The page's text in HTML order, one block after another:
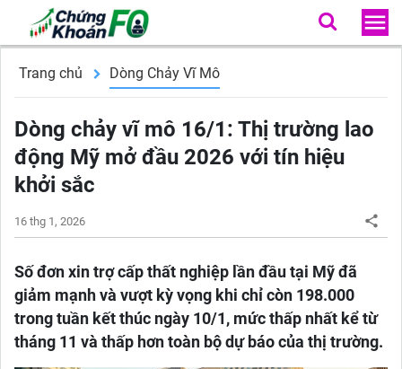
Trang chủ Dòng Chảy Vĩ Mô
Dòng chảy vĩ mô 16/1: Thị trường lao
động Mỹ mở đầu 2026 với tín hiệu
khởi sắc
16 thg 1, 2026
Số đơn xin trợ cấp thất nghiệp lần đầu tại Mỹ đã
giảm mạnh và vượt kỳ vọng khi chỉ còn 198.000
trong tuần kết thúc ngày 10/1, mức thấp nhất kể từ
tháng 11 và thấp hơn toàn bộ dự báo của thị trường.